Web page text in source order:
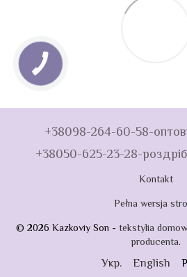
+38098-264-60-58-
+38050-625-23-28-
Kontakt
Pełna wersja
© 2026 Kazkoviy Son - tekstylia
producenta.
Укр. English